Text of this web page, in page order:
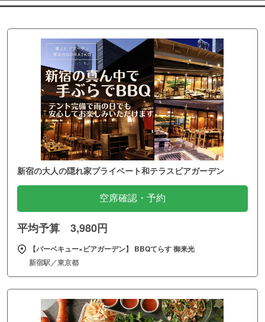
新宿の大人の隠れ家プライベート和テラスビアガーデン
空席確認・予約
平均予算 3,980円
【バーベキュー×ビアガーデン】 BBQてらす 御来光
新宿駅／東京都